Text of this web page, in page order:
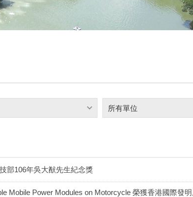
所有單位
部106年吳大猷先生紀念獎
Mobile Power Modules on Motorcycle 榮獲香港國際發